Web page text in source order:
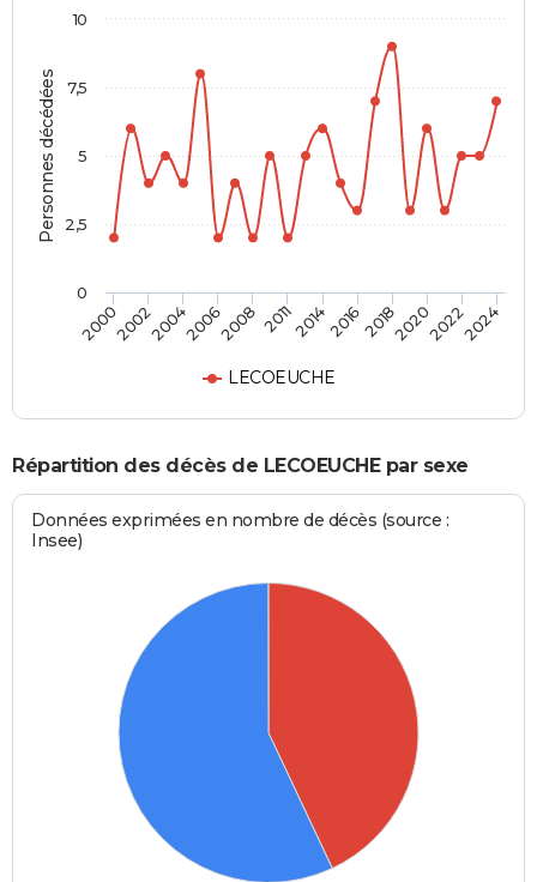
Personnes décédées
LECOEUCHE
20002002200420062008 2011201420162018202020222024
0
10
2,5
5
7,5
Répartition des décès de LECOEUCHE par sexe
Données exprimées en nombre de décès (source :
Insee)